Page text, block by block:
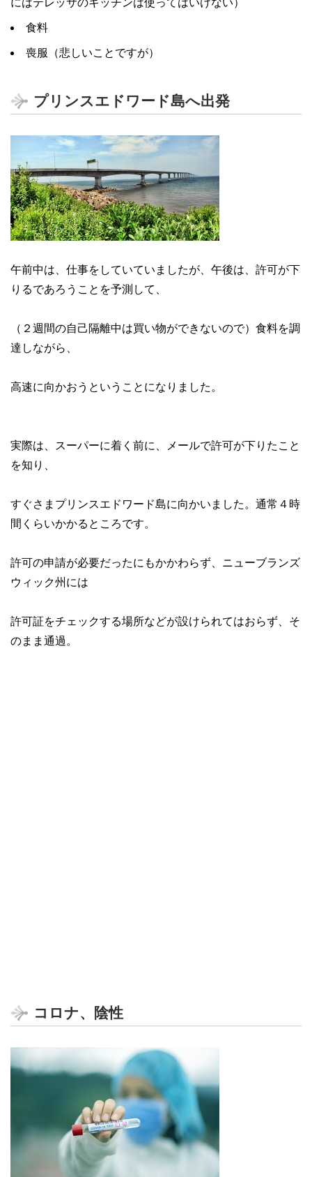
にはテレッサのキッチンは使ってはいけない）
食料
喪服（悲しいことですが）
プリンスエドワード島へ出発
午前中は、仕事をしていていましたが、午後は、許可が下
りるであろうことを予測して、
（２週間の自己隔離中は買い物ができないので）食料を調
達しながら、
高速に向かおうということになりました。
実際は、スーパーに着く前に、メールで許可が下りたこと
を知り、
すぐさまプリンスエドワード島に向かいました。通常４時
間くらいかかるところです。
許可の申請が必要だったにもかかわらず、ニューブランズ
ウィック州には
許可証をチェックする場所などが設けられてはおらず、そ
のまま通過。
コロナ、陰性